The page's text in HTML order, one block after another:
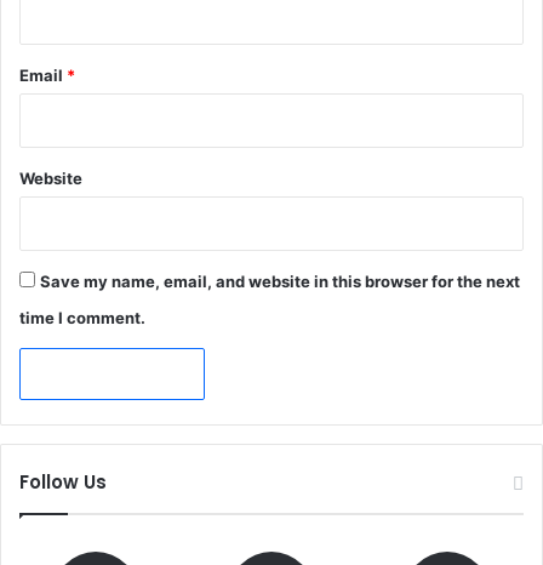
Email *
Website
Save my name, email, and website in this browser for the next
time I comment.
Follow Us